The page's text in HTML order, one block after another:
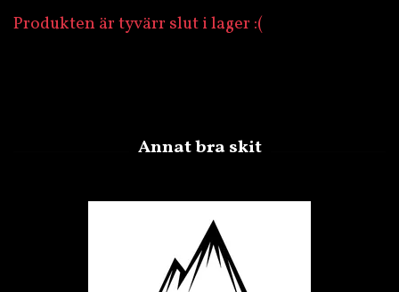
Produkten är tyvärr slut i lager :(